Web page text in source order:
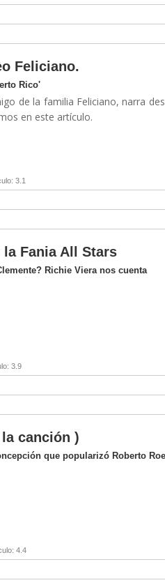
Feliciano.
Rico'
de la familia Feliciano, narra
en este artículo.
3.1
Fania All Stars
Richie Viera nos cuenta
3.9
la canción )
que popularizó Roberto
4.4